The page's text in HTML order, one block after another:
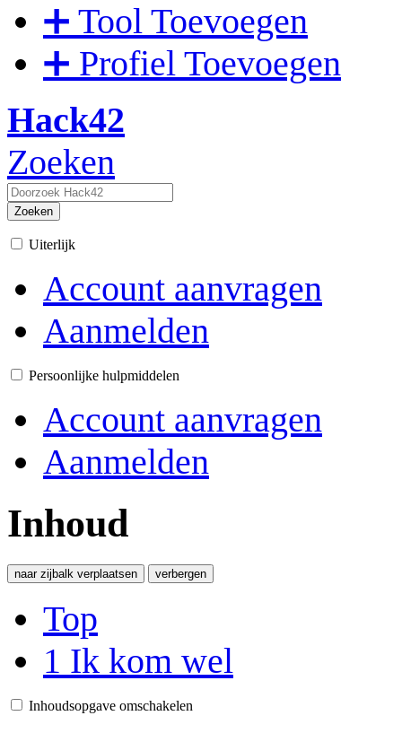
➕ Tool Toevoegen
➕ Profiel Toevoegen
Hack42
Zoeken
Zoeken
Uiterlijk
Account aanvragen
Aanmelden
Persoonlijke hulpmiddelen
Account aanvragen
Aanmelden
Inhoud
naar zijbalk verplaatsen verbergen
Top
1 Ik kom wel
Inhoudsopgave omschakelen